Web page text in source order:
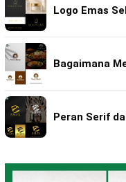
Logo Emas
Bagaimana
Peran Serif